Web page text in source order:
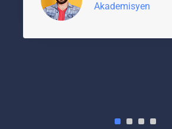
Akademisyen